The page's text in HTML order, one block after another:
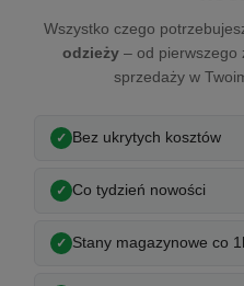
Wszystko czego
odzieży– od pierwszego
sprzedaży w
Bez ukrytych kosztów
Co tydzień nowości
Stany magazynowe co